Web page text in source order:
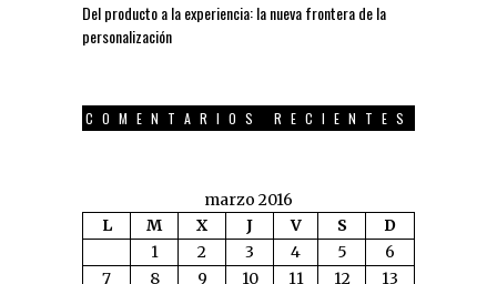
Del producto a la experiencia: la nueva frontera de la
personalización
COMENTARIOS RECIENTES
marzo 2016
L
M X J V S
D
1
2 3 4 5
6
7
8 9 10 11 12
13